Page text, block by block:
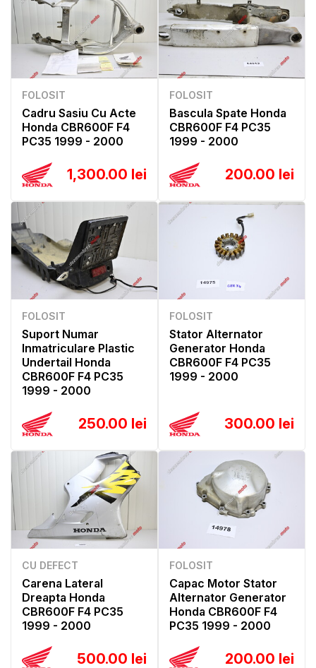
FOLOSIT
Cadru Sasiu Cu Acte
Honda CBR600F F4
PC35 1999 - 2000
1,300.00 lei
FOLOSIT
Bascula Spate Honda
CBR600F F4 PC35
1999 - 2000
200.00 lei
FOLOSIT
Suport Numar
Inmatriculare Plastic
Undertail Honda
CBR600F F4 PC35
1999 - 2000
250.00 lei
FOLOSIT
Stator Alternator
Generator Honda
CBR600F F4 PC35
1999 - 2000
300.00 lei
CU DEFECT
Carena Lateral
Dreapta Honda
CBR600F F4 PC35
1999 - 2000
500.00 lei
FOLOSIT
Capac Motor Stator
Alternator Generator
Honda CBR600F F4
PC35 1999 - 2000
200.00 lei